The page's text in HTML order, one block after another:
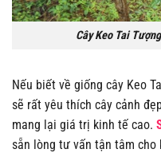
Cây Keo Tai
Nếu biết về giống cây Keo
sẽ rất yêu thích cây cảnh
mang lại giá trị kinh tế cao.
sẵn lòng tư vấn tận tâm cho